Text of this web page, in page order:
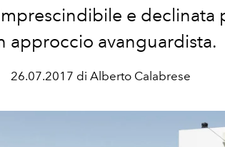
e declinata
approccio avanguardista.
26.07.2017 di Alberto Calabrese